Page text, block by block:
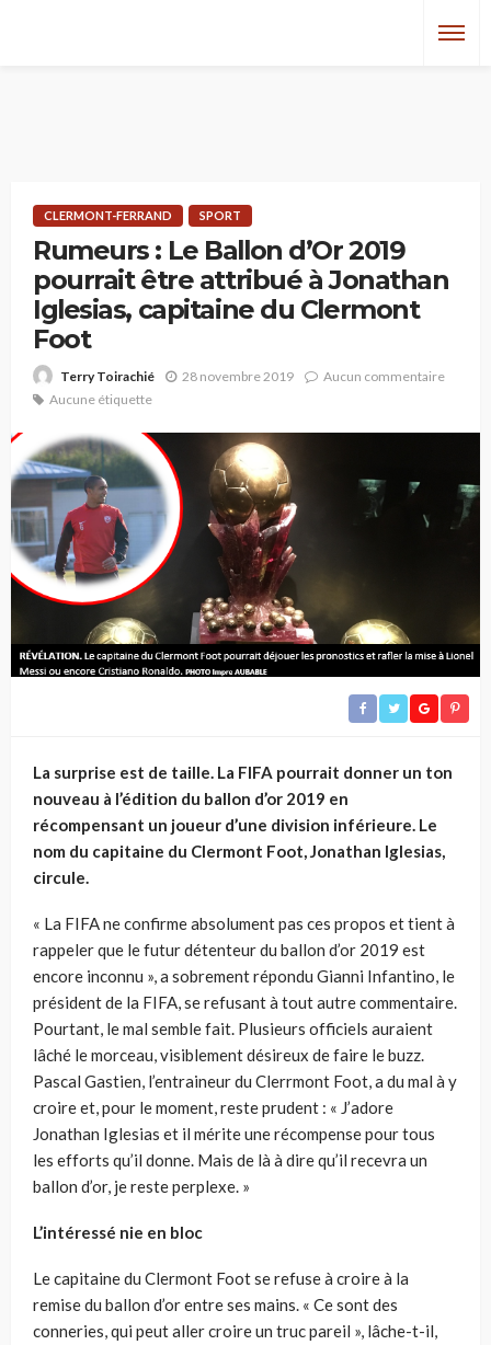
CLERMONT-FERRAND SPORT
Rumeurs : Le Ballon d’Or 2019
pourrait être attribué à Jonathan
Iglesias, capitaine du Clermont
Foot
Terry Toirachié 28 novembre 2019
Aucun commentaire
Aucune étiquette
La surprise est de taille. La FIFA pourrait donner un ton
nouveau à l’édition du ballon d’or 2019 en
récompensant un joueur d’une division inférieure. Le
nom du capitaine du Clermont Foot, Jonathan Iglesias,
circule.
« La FIFA ne confirme absolument pas ces propos et tient à
rappeler que le futur détenteur du ballon d’or 2019 est
encore inconnu », a sobrement répondu Gianni Infantino, le
président de la FIFA, se refusant à tout autre commentaire.
Pourtant, le mal semble fait. Plusieurs officiels auraient
lâché le morceau, visiblement désireux de faire le buzz.
Pascal Gastien, l’entraineur du Clerrmont Foot, a du mal à y
croire et, pour le moment, reste prudent : « J’adore
Jonathan Iglesias et il mérite une récompense pour tous
les efforts qu’il donne. Mais de là à dire qu’il recevra un
ballon d’or, je reste perplexe. »
L’intéressé nie en bloc
Le capitaine du Clermont Foot se refuse à croire à la
remise du ballon d’or entre ses mains. « Ce sont des
conneries, qui peut aller croire un truc pareil », lâche-t-il,